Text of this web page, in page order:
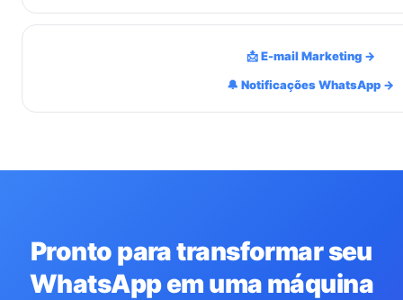
📩 E-mail Marketing →
🔔 Notificações WhatsApp →
Pronto para transformar seu
WhatsApp em uma máquina